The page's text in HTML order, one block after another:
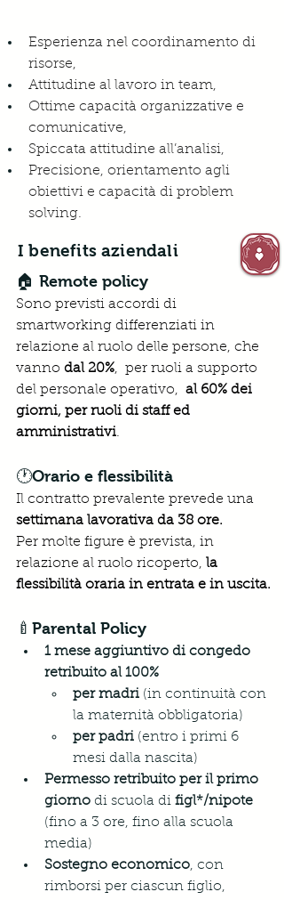
Esperienza nel coordinamento di
risorse,
Attitudine al lavoro in team,
Ottime capacità organizzative e
comunicative,
Spiccata attitudine all’analisi,
Precisione, orientamento agli
obiettivi e capacità di problem
solving.
🏠 Remote policy
Sono previsti accordi di
smartworking differenziati in
relazione al ruolo delle persone, che
vanno dal 20%,  per ruoli a supporto
del personale operativo, al 60% dei
giorni, per ruoli di staff ed
amministrativi.
🕐Orario e flessibilità
Il contratto prevalente prevede una
settimana lavorativa da 38 ore.
Per molte figure è prevista, in
relazione al ruolo ricoperto, la
flessibilità oraria in entrata e in uscita.
🍼Parental Policy
1 mese aggiuntivo di congedo
retribuito al 100%
per madri (in continuità con
la maternità obbligatoria)
per padri (entro i primi 6
mesi dalla nascita)
Permesso retribuito per il primo
giorno di scuola di figl*/nipote
(fino a 3 ore, fino alla scuola
media)
Sostegno economico, con
rimborsi per ciascun figlio,
I benefits aziendali